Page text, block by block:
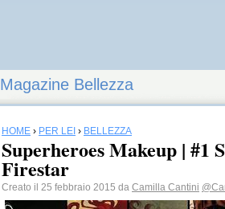
Magazine Bellezza
HOME › PER LEI › BELLEZZA
Superheroes Makeup | #1
Firestar
Creato il 25 febbraio 2015 da Camilla Cantini